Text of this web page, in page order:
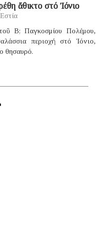
ἄθικτο στό Ἰόνιο
B; Παγκοσμίου Πολέμου,
περιοχή στό Ἰόνιο,
θησαυρό.